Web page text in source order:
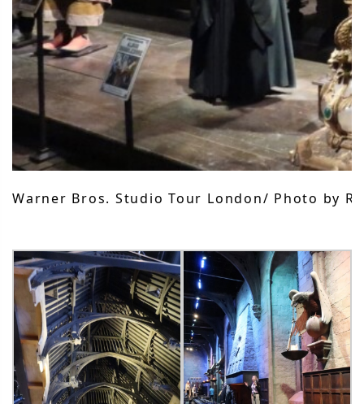
Warner Bros. Studio Tour London/ Photo by